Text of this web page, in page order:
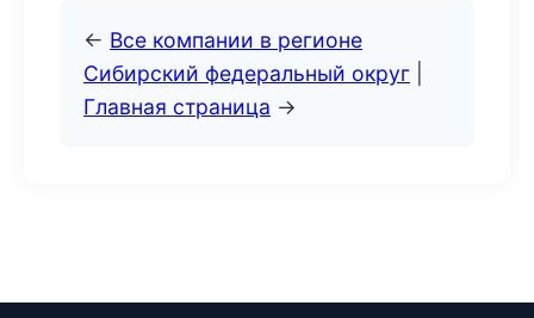
← Все компании в регионе
Сибирский федеральный округ
Главная страница →